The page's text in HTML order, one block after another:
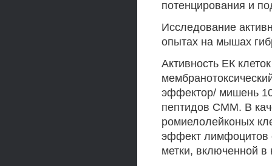
потенцирования и
Исследование
опытах на мышах
Активность ЕК
эффектор/ мишень
пептидов СММ. В
ромиелолейконых
эффект лимфоцитов
метки, включенной в